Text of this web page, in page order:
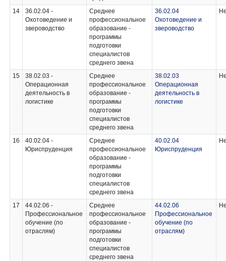
14
36.02.04 -
Охотоведение и
звероводство
Среднее
профессиональное
образование -
программы
подготовки
специалистов
среднего звена
36.02.04
Охотоведение и
звероводство
15
38.02.03 -
Операционная
деятельность в
логистике
Среднее
профессиональное
образование -
программы
подготовки
специалистов
среднего звена
38.02.03
Операционная
деятельность в
логистике
16
40.02.04 -
Юриспруденция
Среднее
профессиональное
образование -
программы
подготовки
специалистов
среднего звена
40.02.04
Юриспруденция
17
44.02.06 -
Профессиональное
обучение (по
отраслям)
Среднее
профессиональное
образование -
программы
подготовки
специалистов
среднего звена
44.02.06
Профессиональное
обучение (по
отраслям)